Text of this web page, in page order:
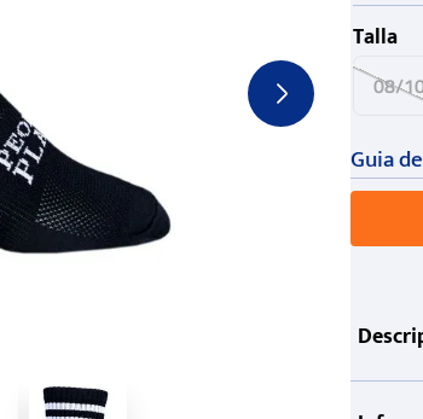
Talla
08/
Guia